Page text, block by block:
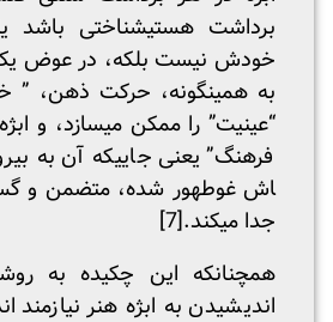
برداشت هستی­شناختی باشد
خودش نیست بلکه، در عوض
به همین­گونه، حرکت ذهن، ”
“عینیت” را ممکن می­سازد، و
اش غوطه­ور شده، متضمن و
جدا می­کند.[7]
همچنانکه این چکیده به